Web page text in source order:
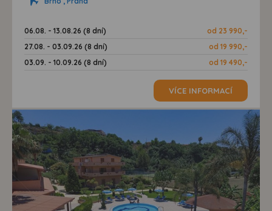
06.08. - 13.08.26 (8 dní)
od 23 990,-
27.08. - 03.09.26 (8 dní)
od 19 990,-
03.09. - 10.09.26 (8 dní)
od 19 490,-
VÍCE INFORMACÍ